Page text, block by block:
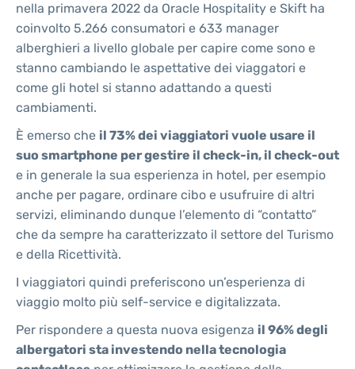
nella primavera 2022 da Oracle Hospitality e Skift ha
coinvolto 5.266 consumatori e 633 manager
alberghieri a livello globale per capire come sono e
stanno cambiando le aspettative dei viaggatori e
come gli hotel si stanno adattando a questi
cambiamenti.
È emerso che il 73% dei viaggiatori vuole usare il
suo smartphone per gestire il check-in, il check-out
e in generale la sua esperienza in hotel, per esempio
anche per pagare, ordinare cibo e usufruire di altri
servizi, eliminando dunque l’elemento di “contatto”
che da sempre ha caratterizzato il settore del Turismo
e della Ricettività.
I viaggiatori quindi preferiscono un’esperienza di
viaggio molto più self-service e digitalizzata.
Per rispondere a questa nuova esigenza il 96% degli
albergatori sta investendo nella tecnologia